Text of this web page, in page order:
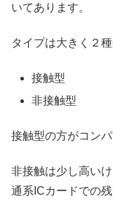
いてあります。
タイプは大きく２
接触型
非接触型
接触型の方がコン
非接触は少し高い
通系ICカードでの